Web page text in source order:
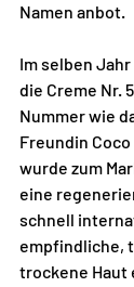
Namen anbot.
Im selben
die Creme Nr.
Nummer wie
Freundin
wurde zum
eine
schnell
empfindliche,
trockene Haut